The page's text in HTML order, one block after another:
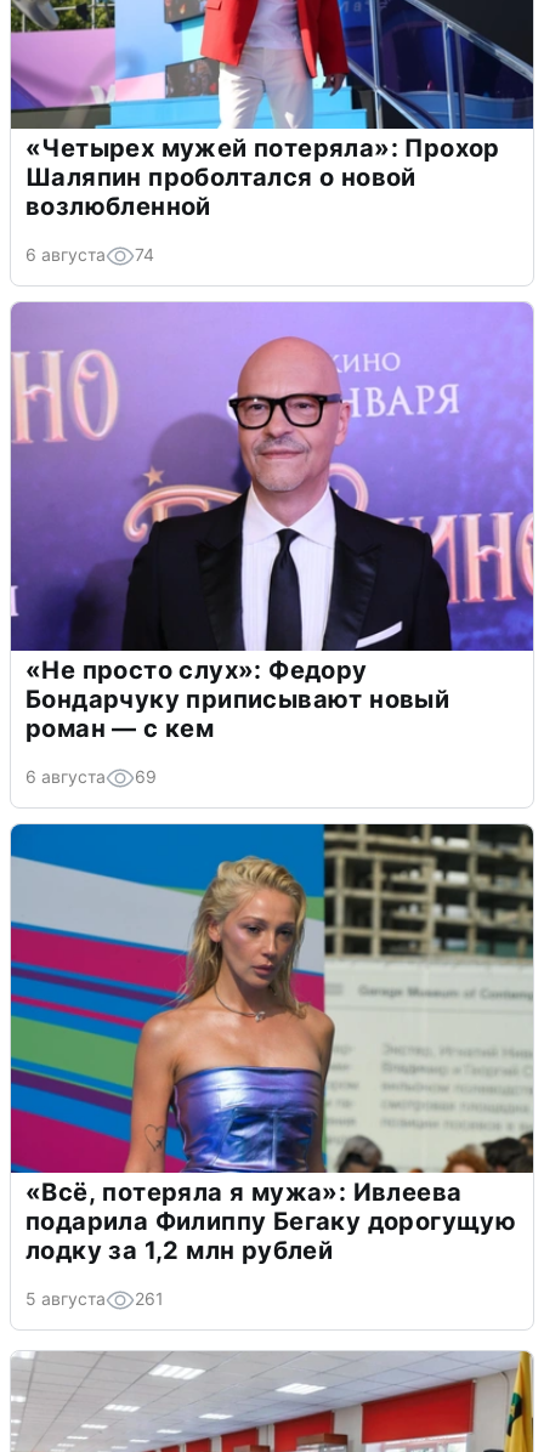
«Четырех мужей потеряла»: Прохор
Шаляпин проболтался о новой
возлюбленной
6 августа 74
«Не просто слух»: Федору
Бондарчуку приписывают новый
роман — с кем
6 августа 69
«Всё, потеряла я мужа»: Ивлеева
подарила Филиппу Бегаку дорогущую
лодку за 1,2 млн рублей
5 августа 261